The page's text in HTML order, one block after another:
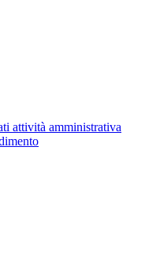
attività amministrativa